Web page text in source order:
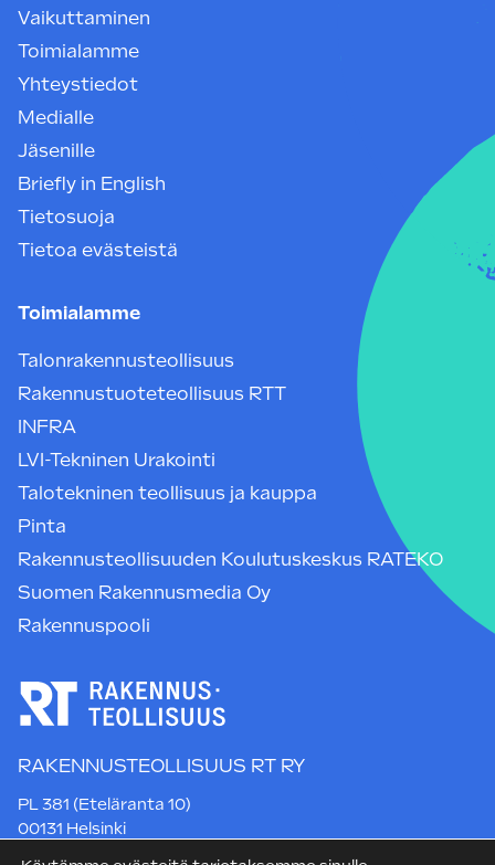
Vaikuttaminen
Toimialamme
Yhteystiedot
Medialle
Jäsenille
Briefly in English
Tietosuoja
Tietoa evästeistä
Toimialamme
Talonrakennusteollisuus
Rakennustuoteteollisuus RTT
INFRA
LVI-Tekninen Urakointi
Talotekninen teollisuus ja kauppa
Pinta
Rakennusteollisuuden Koulutuskeskus RATEKO
Suomen Rakennusmedia Oy
Rakennuspooli
RAKENNUSTEOLLISUUS RT RY
PL 381 (Eteläranta 10)
00131 Helsinki